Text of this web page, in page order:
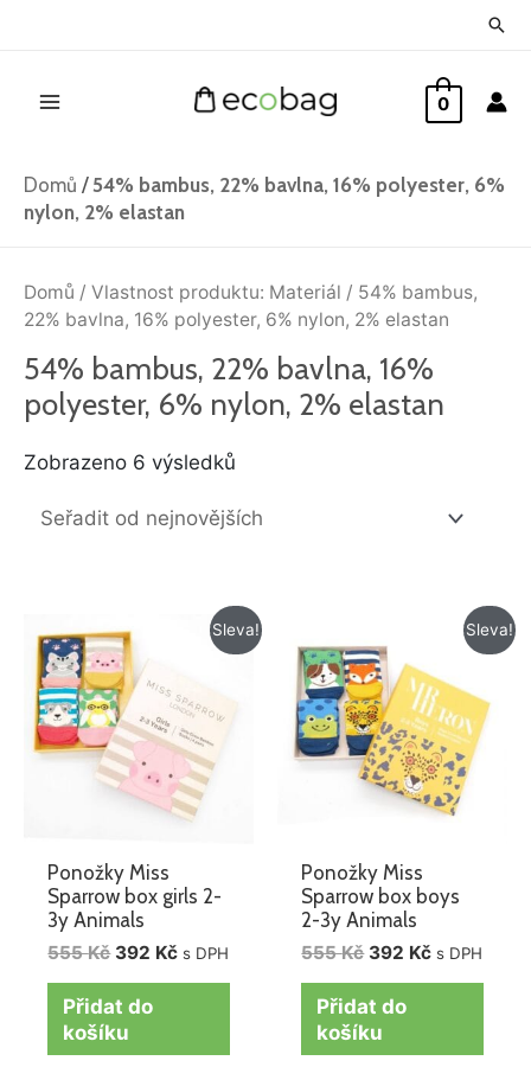
0
Domů /54% bambus, 22% bavlna, 16% polyester, 6%
nylon, 2% elastan
Domů / Vlastnost produktu: Materiál / 54% bambus,
22% bavlna, 16% polyester, 6% nylon, 2% elastan
54% bambus, 22% bavlna, 16%
polyester, 6% nylon, 2% elastan
Zobrazeno 6 výsledků
nejnovějších
Sleva!
Ponožky Miss
Sparrow box girls 2-
3y Animals
555Kč
Původní
cena
byla:
555 Kč.
392 Kč
Aktuální
cena
392 Kč.
s DPH
Přidat do
košíku
Sleva!
Ponožky Miss
Sparrow box boys
2-3y Animals
555Kč
cena
byla:
555 Kč.
392 Kč
Aktuální
cena
je:
392 Kč.
s DPH
Přidat do
košíku